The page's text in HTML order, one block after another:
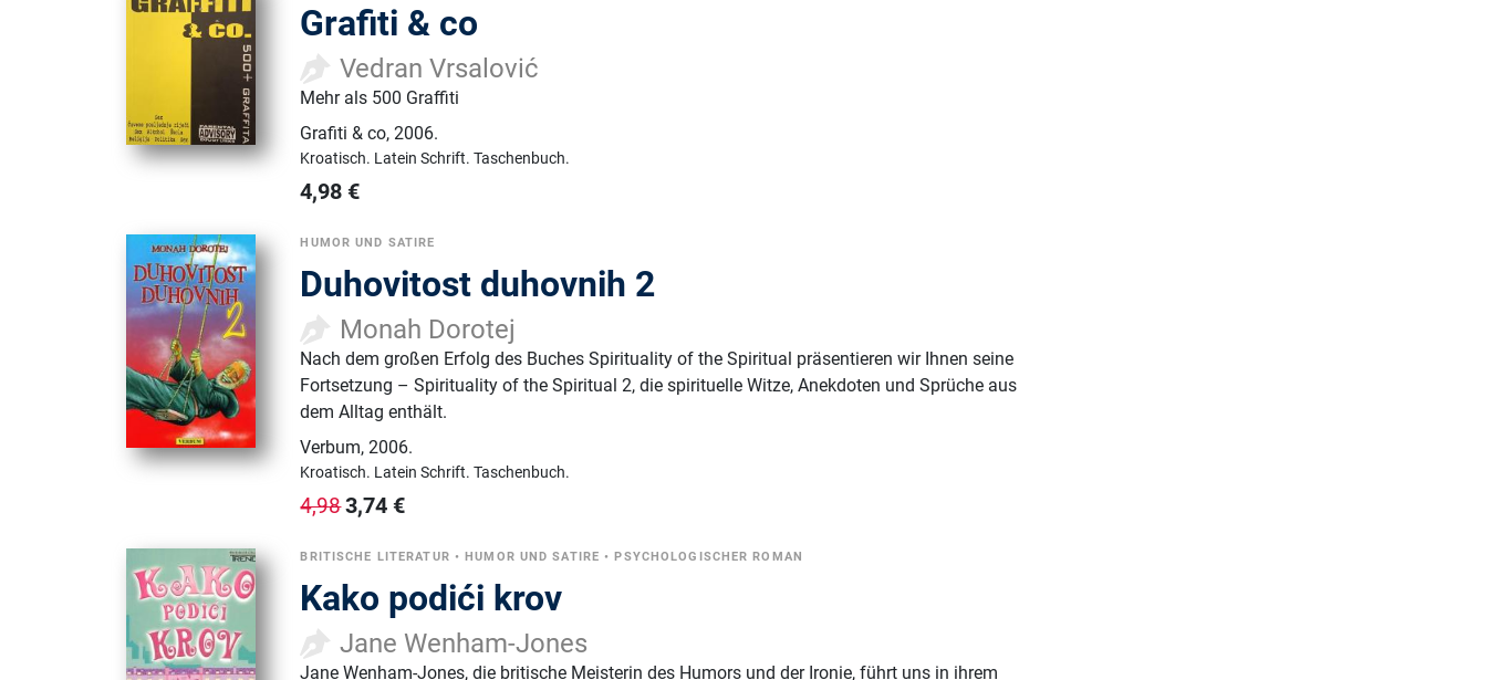
Grafiti & co
Vedran Vrsalović
Mehr als 500 Graffiti
Grafiti & co,2006.
Kroatisch. Latein Schrift.Taschenbuch.
4,98 €
HUMOR UND SATIRE
Duhovitost duhovnih 2
Monah Dorotej
Nach dem großen Erfolg des Buches Spirituality of the Spiritual präsentieren wir Ihnen seine
Fortsetzung – Spirituality of the Spiritual 2, die spirituelle Witze, Anekdoten und Sprüche aus
dem Alltag enthält.
Verbum,2006.
Kroatisch. Latein Schrift.Taschenbuch.
4,983,74 €
BRITISCHE LITERATUR •HUMOR UND SATIRE •PSYCHOLOGISCHER ROMAN
Kako podići krov
Jane Wenham-Jones
Jane Wenham-Jones, die britische Meisterin des Humors und der Ironie, führt uns in ihrem